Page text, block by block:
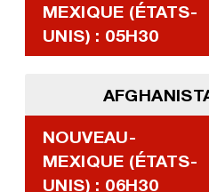
MEXIQUE (ÉTATS-
UNIS) : 05H30
NOUVEAU-
MEXIQUE (ÉTATS-
UNIS) : 06H30